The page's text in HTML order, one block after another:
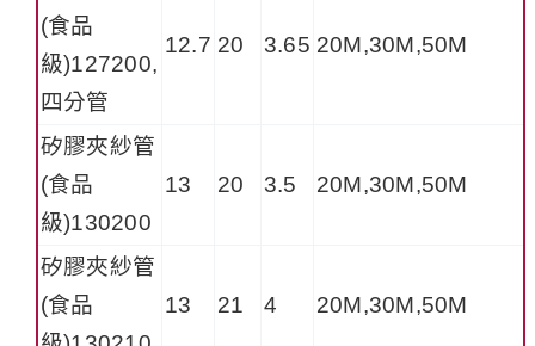
(食品
級)127200,
四分管
12.7 20 3.65 20M,30M,50M
矽膠夾紗管
(食品
級)130200
13 20 3.5 20M,30M,50M
矽膠夾紗管
(食品
13 21 4 20M,30M,50M